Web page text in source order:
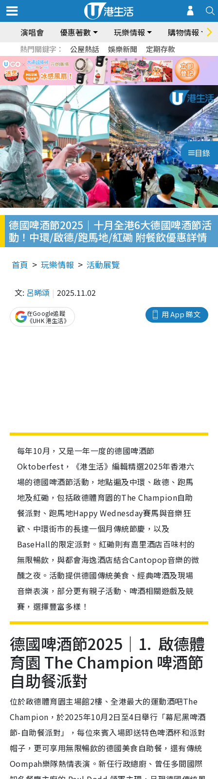
演唱會 優惠著數 玩樂情報 購物情報
熱門關鍵字： 公屋熱話 娛樂新聞 定期存款
目錄
德國啤酒節2025｜十月全港6大德國啤酒節活
動！中環/啟德/跑馬地/紅磡 附餐飲優惠詳情
首頁 玩樂情報 活動展覽
文: 呂晞頌 2025.11.02
用 App 睇文
在Google追蹤
《UHK 港生活》
每年10月，又是一年一度的德國啤酒節
Oktoberfest，《港生活》編輯精選2025年香港六
場的德國啤酒節活動，地點遍及中環、啟德、跑馬
地及紅磡，包括啟德體育園的The Champion自助
餐派對、跑馬地Happy Wednesday賽馬與音樂狂
歡、中環街市的長達一個月傳統節慶，以及
BaseHall的限定派對。紅磡則有嘉里酒店百味村的
無限暢飲，與都會海逸酒店結合Cantopop音樂的微
醺之夜。活動提供德國傳統美食、經典啤酒及現場
音樂表演，部分更有親子活動、啤酒相關遊戲及競
賽，選擇豐富多樣！
德國啤酒節2025｜1. 啟德體
育園 The Champion 啤酒節
自助餐派對
位於啟德體育園主場館2樓、全港最大的運動酒吧The
Champion，於2025年10月2日至4日舉行「幕尼黑啤酒
節-自助餐派對」，每位來賓入場即送特色啤酒杯和派對
帽子，更可享用無限暢飲的德國美食自助餐，還有傳統
Oompah樂隊熱情表演。新任行政總廚、曾任多間國際